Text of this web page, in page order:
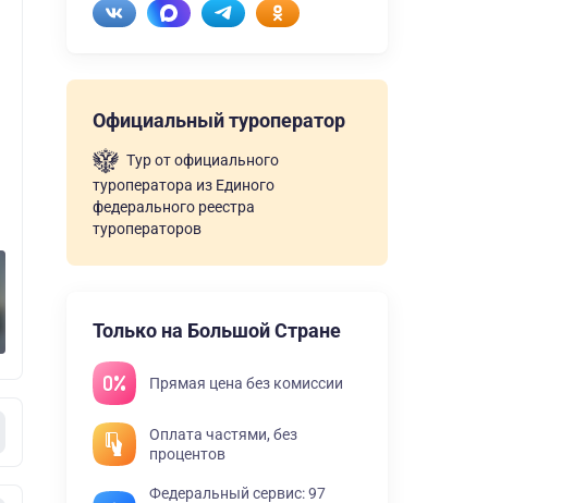
Официальный туроператор
Тур от официального
туроператора из Единого
федерального реестра
туроператоров
Только на Большой Стране
Прямая цена без комиссии
Оплата частями, без
процентов
Федеральный сервис: 97